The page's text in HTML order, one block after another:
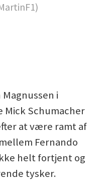
i
Schumacher
at være ramt af
Fernando
helt fortjent og
tysker.